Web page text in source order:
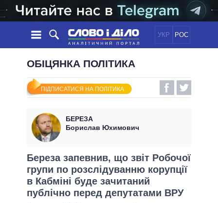
УКР РОС
НОВИНИ
СТРІЧКА
ПОДІЇ
СТАТТІ
ДУМКИ
ОГЛЯДИ
ДАЙДЖЕСТИ
ПОЛІТИКА
ЕКОНОМІКА
СВІТ
ОБIЦЯНКИ
УСІ ПОЛІТИКИ
ПРЕЗИДЕНТ І ОФІС
ВЕРХОВНА РАДА
КАБІНЕТ МІНІСТРІВ
ГОЛОВИ ОБЛАДМІНІСТРАЦІЙ
МЕРИ МІСТ
ІНФОГРАФІКА
ПІДТРИМАТИ
ПОРІВНЯННЯ ПОЛІТИКІВ
ОБІЦЯНКА ПОЛІТИКА
ПІДПИСАТИСЯ НА ПОЛІТИКА
БЕРЕЗА
Борислав Юхимович
Береза запевнив, що звіт Робочої
групи по розслідуванню корупції
в Кабміні буде зачитаний
публічно перед депутатами ВРУ